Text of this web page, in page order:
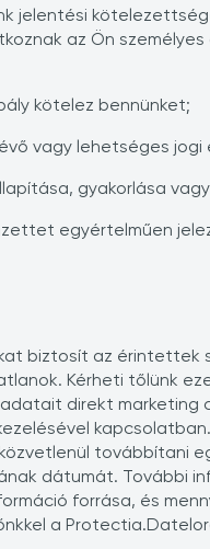
jelentési
az Ön
kötelez bennünket;
vagy lehetséges jogi
gyakorlása
egyértelműen
biztosít az érintettek
Kérheti tőlünk
direkt
továbbítani
dátumát. További
forrása, és
a